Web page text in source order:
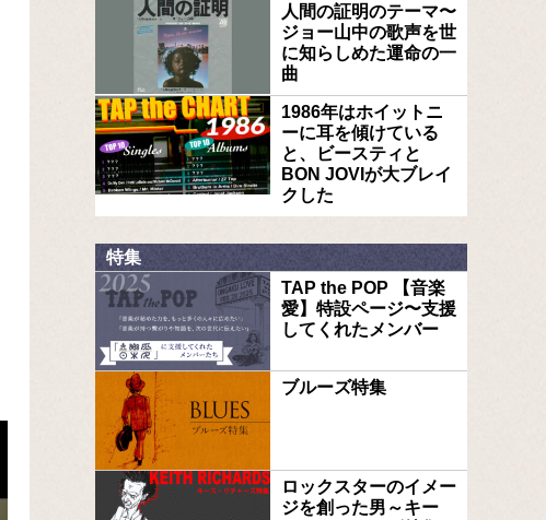
人間の証明のテーマ〜
ジョー山中の歌声を世
に知らしめた運命の一
曲
1986年はホイットニ
ーに耳を傾けている
と、ビースティと
BON JOVIが大ブレイ
クした
特集
TAP the POP 【音楽
愛】特設ページ〜支援
してくれたメンバー
ブルーズ特集
ロックスターのイメー
ジを創った男～キー